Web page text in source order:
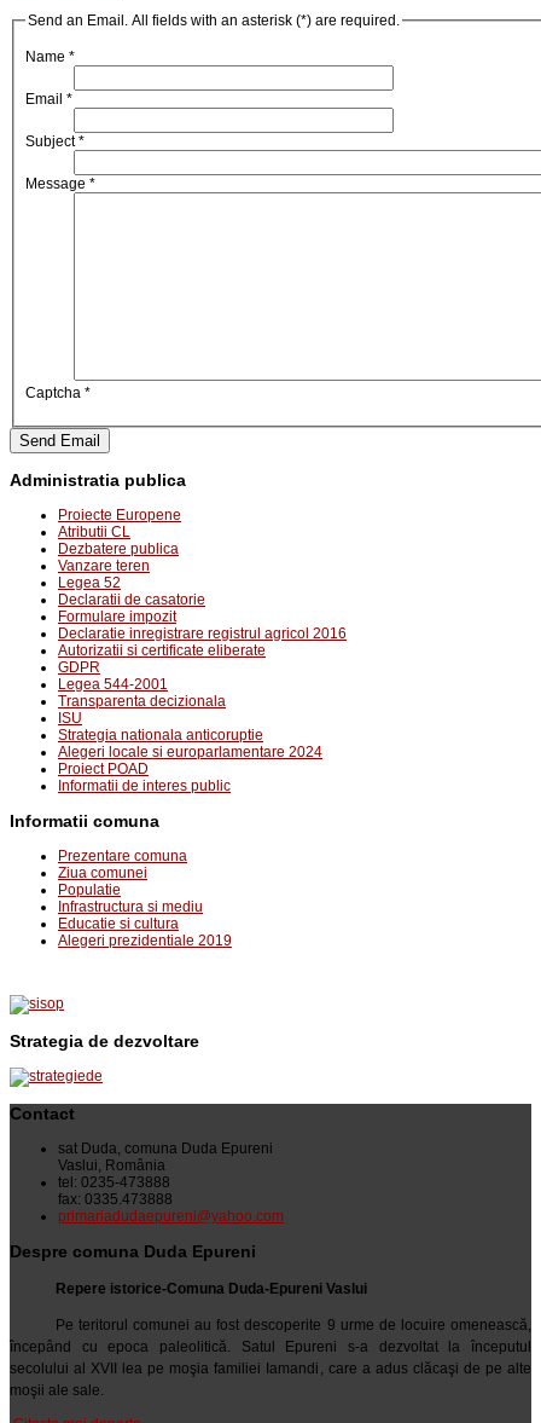
Send an Email. All fields with an asterisk (*) are required.
Name *
Email *
Subject*
Message *
Captcha *
Send Email
Administratia publica
Proiecte Europene
Atributii CL
Dezbatere publica
Vanzare teren
Legea 52
Declaratii de casatorie
Formulare impozit
Declaratie inregistrare registrul agricol 2016
Autorizatii si certificate eliberate
GDPR
Legea 544-2001
Transparenta decizionala
ISU
Strategia nationala anticoruptie
Alegeri locale si europarlamentare 2024
Proiect POAD
Informatii de interes public
Informatii comuna
Prezentare comuna
Ziua comunei
Populatie
Infrastructura si mediu
Educatie si cultura
Alegeri prezidentiale 2019
Strategia de dezvoltare
Contact
sat Duda, comuna Duda Epureni
Vaslui, România
tel: 0235-473888
fax: 0335.473888
primariadudaepureni@yahoo.com
Despre comuna Duda Epureni
Repere istorice-Comuna Duda-Epureni Vaslui
Pe teritorul comunei au fost descoperite 9 urme de locuire omenească,
începând cu epoca paleolitică. Satul Epureni s-a dezvoltat la începutul
secolului al XVII lea pe moşia familiei Iamandi, care a adus clăcaşi de pe alte
moşii ale sale.